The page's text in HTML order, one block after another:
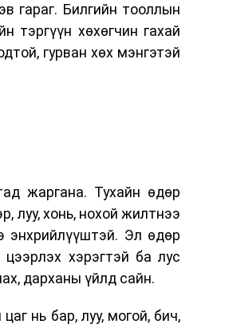
гараг. Билгийн тооллын
тэргүүн хөхөгчин гахай
гурван хөх мэнгэтэй
жаргана. Тухайн өдөр
луу, хонь, нохой жилтнээ
энхрийлүүштэй. Эл өдөр
цээрлэх хэрэгтэй ба лус
дарханы үйлд сайн.
нь бар, луу, могой, бич,